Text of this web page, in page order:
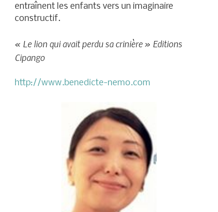
entraînent les enfants vers un imaginaire
constructif.
« Le lion qui avait perdu sa crinière » Editions
Cipango
http://www.benedicte-nemo.com